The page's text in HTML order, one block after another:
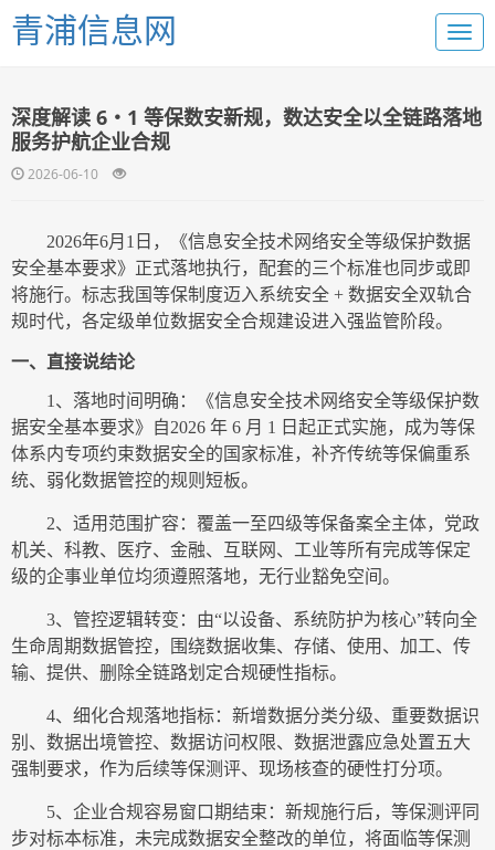
青浦信息网
深度解读 6・1 等保数安新规，数达安全以全链路落地
服务护航企业合规
2026-06-10
2026年6月 1 日，《信息安全技术网络安全等级保护数据
安全基本要求》正式落地执行，配套的三个标准也同步或即
将施行。标志我国等保制度迈入系统安全 + 数据安全双轨合
规时代，各定级单位数据安全合规建设进入强监管阶段。
一、直接说结论
1 、落地时间明确：《信息安全技术网络安全等级保护数
据安全基本要求》自2026 年 6 月 1
日起正式实施，成为等保
体系内专项约束数据安全的国家标准，补齐传统等保偏重系
统、弱化数据管控的规则短板。
2、适用范围扩容：覆盖一至四级等保备案全主体，党政
机关、科教、医疗、金融、互联网、工业等所有完成等保定
级的企事业单位均须遵照落地，无行业豁免空间。
3、管控逻辑转变：由“以设备、系统防护为核心”转向全
生命周期数据管控，围绕数据收集、存储、使用、加工、传
输、提供、删除全链路划定合规硬性指标。
4、细化合规落地指标：新增数据分类分级、重要数据识
别、数据出境管控、数据访问权限、数据泄露应急处置五大
强制要求，作为后续等保测评、现场核查的硬性打分项。
5、企业合规容易窗口期结束：新规施行后，等保测评同
步对标本标准，未完成数据安全整改的单位，将面临等保测